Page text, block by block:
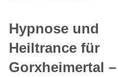
Hypnose und
Heiltrance für
Gorxheimertal –